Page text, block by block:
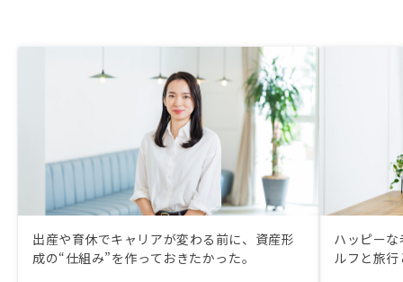
出産や育休でキャリアが変わる前に、資産形
成の“仕組み”を作っておきたかった。
ハッピー
ルフと旅